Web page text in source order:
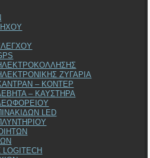
ΖΥΓΑΡΙΑ
– ΚΟΝΤΕΡ
– ΚΑΥΣΤΗΡΑ
LED